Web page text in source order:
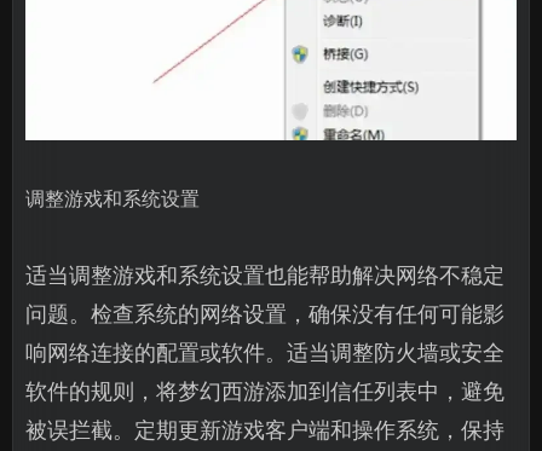
调整游戏和系统设置
适当调整游戏和系统设置也能帮助解决网络不稳定
问题。检查系统的网络设置，确保没有任何可能影
响网络连接的配置或软件。适当调整防火墙或安全
软件的规则，将梦幻西游添加到信任列表中，避免
被误拦截。定期更新游戏客户端和操作系统，保持